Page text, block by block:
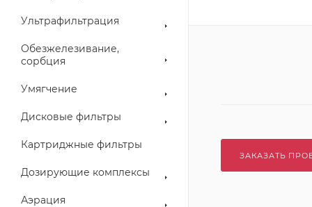
Ультрафильтрация
Обезжелезивание,
сорбция
Умягчение
Дисковые фильтры
Картриджные фильтры
Дозирующие комплексы
Аэрация
ЗАКАЗАТЬ